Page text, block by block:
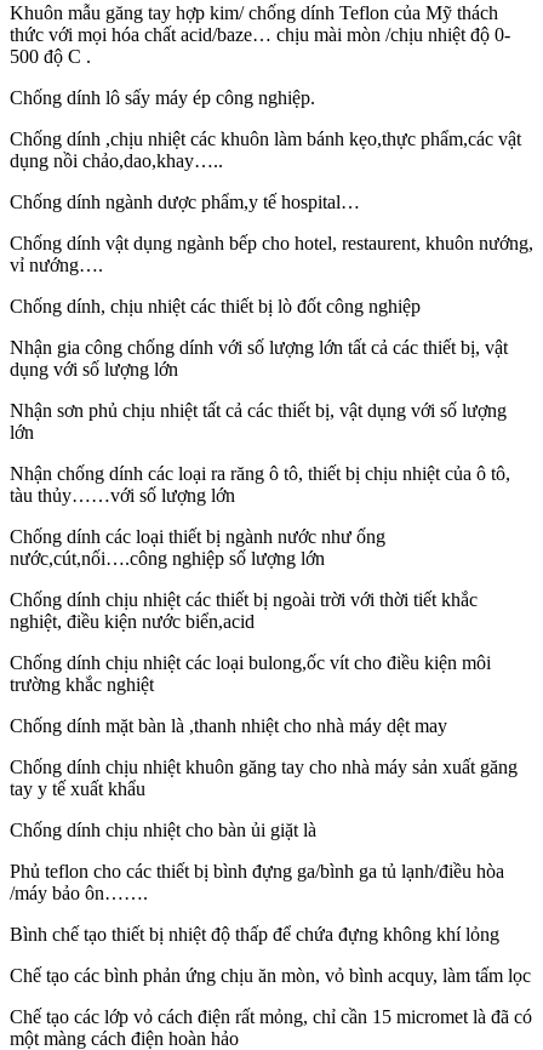
Khuôn mẫu găng tay hợp kim/ chống dính Teflon của Mỹ thách
thức với mọi hóa chất acid/baze… chịu mài mòn /chịu nhiệt độ 0-
500 độ C .
Chống dính lô sấy máy ép công nghiệp.
Chống dính ,chịu nhiệt các khuôn làm bánh kẹo,thực phẩm,các vật
dụng nồi chảo,dao,khay…..
Chống dính ngành dược phẩm,y tế hospital…
Chống dính vật dụng ngành bếp cho hotel, restaurent, khuôn nướng,
vỉ nướng….
Chống dính, chịu nhiệt các thiết bị lò đốt công nghiệp
Nhận gia công chống dính với số lượng lớn tất cả các thiết bị, vật
dụng với số lượng lớn
Nhận sơn phủ chịu nhiệt tất cả các thiết bị, vật dụng với số lượng
lớn
Nhận chống dính các loại ra răng ô tô, thiết bị chịu nhiệt của ô tô,
tàu thủy……với số lượng lớn
Chống dính các loại thiết bị ngành nước như ống
nước,cút,nối….công nghiệp số lượng lớn
Chống dính chịu nhiệt các thiết bị ngoài trời với thời tiết khắc
nghiệt, điều kiện nước biển,acid
Chống dính chịu nhiệt các loại bulong,ốc vít cho điều kiện môi
trường khắc nghiệt
Chống dính mặt bàn là ,thanh nhiệt cho nhà máy dệt may
Chống dính chịu nhiệt khuôn găng tay cho nhà máy sản xuất găng
tay y tế xuất khẩu
Chống dính chịu nhiệt cho bàn ủi giặt là
Phủ teflon cho các thiết bị bình đựng ga/bình ga tủ lạnh/điều hòa
/máy bảo ôn…….
Bình chế tạo thiết bị nhiệt độ thấp để chứa đựng không khí lỏng
Chế tạo các bình phản ứng chịu ăn mòn, vỏ bình acquy, làm tấm lọc
Chế tạo các lớp vỏ cách điện rất mỏng, chỉ cần 15 micromet là đã có
một màng cách điện hoàn hảo